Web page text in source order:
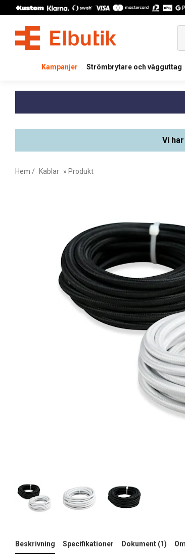
Kampanjer Strömbrytare och vägguttag
Vi
Hem / Kablar » Produkt
Beskrivning Specifikationer Dokument (1)